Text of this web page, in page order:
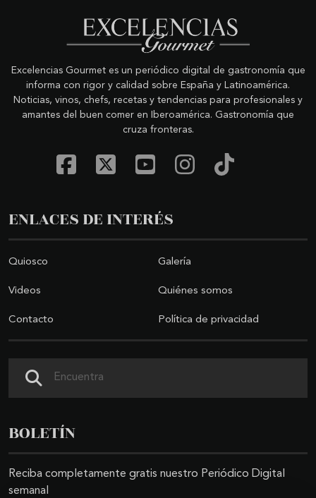
Excelencias Gourmet es un periódico digital de gastronomía que
informa con rigor y calidad sobre España y Latinoamérica.
Noticias, vinos, chefs, recetas y tendencias para profesionales y
amantes del buen comer en Iberoamérica. Gastronomía que
cruza fronteras.
ENLACES DE INTERÉS
Quiosco Galería
Videos Quiénes somos
Contacto Política de privacidad
BOLETÍN
Reciba completamente gratis nuestro Periódico Digital
semanal